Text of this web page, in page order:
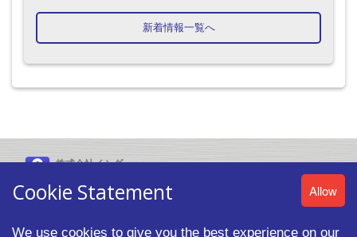
新着情報一覧へ
株式会社イシダ
Cookie Statement Allow
We use cookies to give you the best experience on our